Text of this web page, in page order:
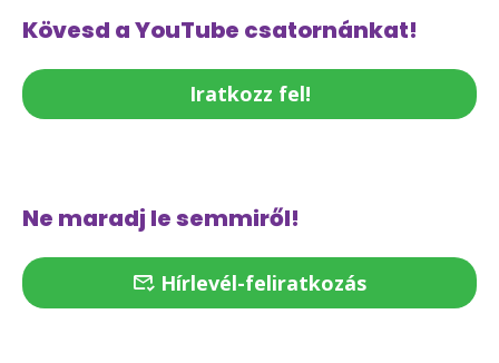
Kövesd a YouTube csatornánkat!
Iratkozz fel!
Ne maradj le semmiről!
Hírlevél-feliratkozás